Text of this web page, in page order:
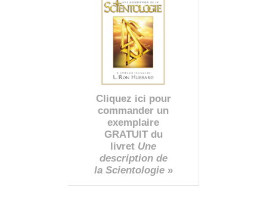
Cliquez ici pour
commander un
exemplaire
GRATUIT du
livret Une
description de
la Scientologie»